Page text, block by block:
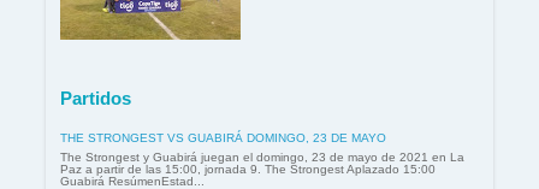
Partidos
THE STRONGEST VS GUABIRÁ DOMINGO, 23 DE MAYO
The Strongest y Guabirá juegan el domingo, 23 de mayo de 2021 en La
Paz a partir de las 15:00, jornada 9. The Strongest Aplazado 15:00
Guabirá ResúmenEstad...